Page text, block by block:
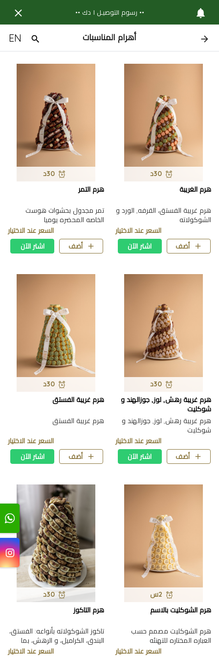
•• رسوم التوصيـل ١ دك ••
أهرام المناسبات EN
30د
هرم الغريبة
هرم غريبة الفستق، القرفه, الورد و
الشوكولاته
السعر عند الاختيار
أضف
اشتر الآن
30د
هرم التمر
تمر مجدول بحشوات هوست
الخاصه المحضره يوميا
السعر عند الاختيار
أضف
اشتر الآن
30د
هرم غريبة رهش, لوز, جوزالهند و
شوكليت
هرم غريبة رهش, لوز, جوزالهند و
شوكليت
السعر عند الاختيار
أضف
اشتر الآن
30د
هرم غريبة الفستق
هرم غريبة الفستق
السعر عند الاختيار
أضف
اشتر الآن
2س
هرم الشوكليت بالاسم
هرم الشوكليت مصمم حسب
العباره المختاره للتهنئه
السعر عند الاختيار
30د
هرم التاكوز
تاكوز الشوكولاته بأنواعه: الفستق،
البندق، الكراميل، و الرهش، بما
السعر عند الاختيار